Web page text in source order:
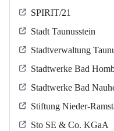
SPIRIT/21
Stadt Taunusstein
Stadtverwaltung
Stadtwerke Bad
Stadtwerke Bad
Stiftung Nieder-
Sto SE & Co. KGaA